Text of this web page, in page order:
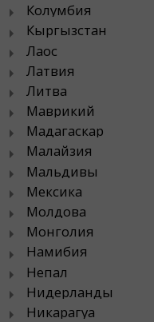
Колумбия
Кыргызстан
Лаос
Латвия
Литва
Маврикий
Мадагаскар
Малайзия
Мальдивы
Мексика
Молдова
Монголия
Намибия
Непал
Нидерланды
Никарагуа